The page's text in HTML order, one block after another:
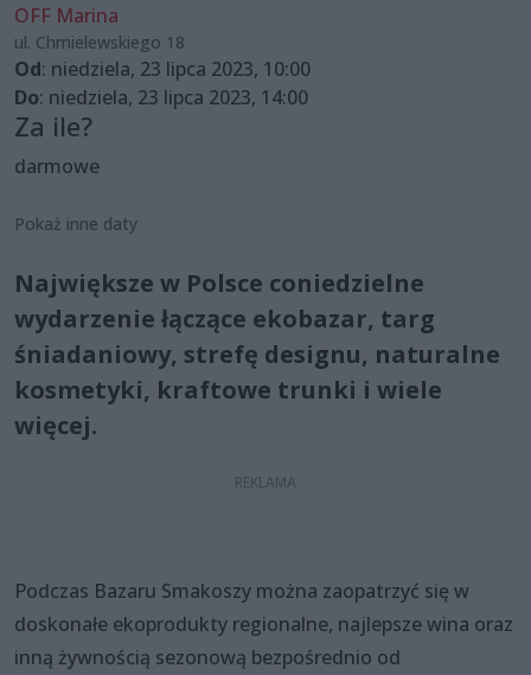
OFF Marina
ul. Chmielewskiego 18
Od: niedziela, 23 lipca 2023, 10:00
Do: niedziela, 23 lipca 2023, 14:00
Za ile?
darmowe
Pokaż inne daty
Największe w Polsce coniedzielne
wydarzenie łączące ekobazar, targ
śniadaniowy, strefę designu, naturalne
kosmetyki, kraftowe trunki i wiele
więcej.
Podczas Bazaru Smakoszy można zaopatrzyć się w
doskonałe ekoprodukty regionalne, najlepsze wina oraz
inną żywnością sezonową bezpośrednio od